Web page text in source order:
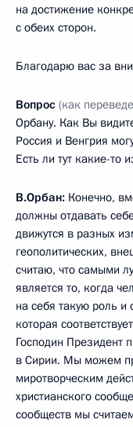
на достижение
с обеих сторон.
Благодарю вас за
Вопрос (как
Орбану. Как Вы
Россия и Венгрия
Есть ли тут какие-то
В.Орбан: Конечно,
должны отдавать
движутся в разных
геополитических,
считаю, что самыми
является то, когда
на себя такую роль и
которая
Господин Президент
в Сирии. Мы можем
миротворческим
христианского
сообществ мы